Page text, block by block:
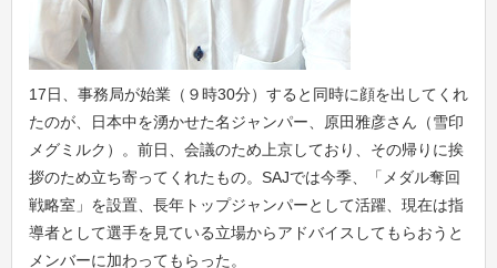
17日、事務局が始業（９時30分）すると同時に顔を出してくれ
たのが、日本中を湧かせた名ジャンパー、原田雅彦さん（雪印
メグミルク）。前日、会議のため上京しており、その帰りに挨
拶のため立ち寄ってくれたもの。SAJでは今季、「メダル奪回
戦略室」を設置、長年トップジャンパーとして活躍、現在は指
導者として選手を見ている立場からアドバイスしてもらおうと
メンバーに加わってもらった。